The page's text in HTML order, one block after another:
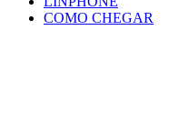
COMO CHEGAR